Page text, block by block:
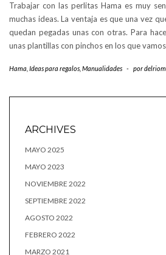
Trabajar con las perlitas Hama es muy
muchas ideas. La ventaja es que una vez
quedan pegadas unas con otras. Para
unas plantillas con pinchos en los que vamos
Hama Ideas para regalos Manualidades - por
ARCHIVES
MAYO 2025
MAYO 2023
NOVIEMBRE 2022
SEPTIEMBRE 2022
AGOSTO 2022
FEBRERO 2022
MARZO 2021